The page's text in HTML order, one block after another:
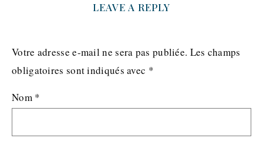
LEAVE A REPLY
Votre adresse e-mail ne sera pas publiée. Les champs
obligatoires sont indiqués avec *
Nom *